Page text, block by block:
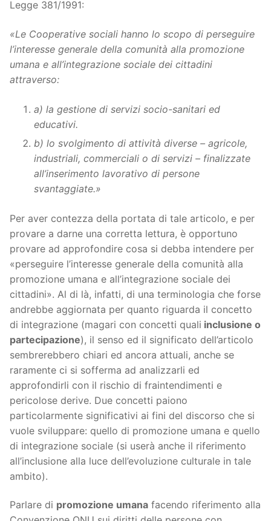
Legge 381/1991:
«Le Cooperative sociali hanno lo scopo di perseguire
l’interesse generale della comunità alla promozione
umana e all’integrazione sociale dei cittadini
attraverso:
a) la gestione di servizi socio-sanitari ed
educativi.
b) lo svolgimento di attività diverse – agricole,
industriali, commerciali o di servizi – finalizzate
all’inserimento lavorativo di persone
svantaggiate.»
Per aver contezza della portata di tale articolo, e per
provare a darne una corretta lettura, è opportuno
provare ad approfondire cosa si debba intendere per
«perseguire l’interesse generale della comunità alla
promozione umana e all’integrazione sociale dei
cittadini». Al di là, infatti, di una terminologia che forse
andrebbe aggiornata per quanto riguarda il concetto
di integrazione (magari con concetti quali inclusione o
partecipazione), il senso ed il significato dell’articolo
sembrerebbero chiari ed ancora attuali, anche se
raramente ci si sofferma ad analizzarli ed
approfondirli con il rischio di fraintendimenti e
pericolose derive. Due concetti paiono
particolarmente significativi ai fini del discorso che si
vuole sviluppare: quello di promozione umana e quello
di integrazione sociale (si userà anche il riferimento
all’inclusione alla luce dell’evoluzione culturale in tale
ambito).
Parlare di promozione umana facendo riferimento alla